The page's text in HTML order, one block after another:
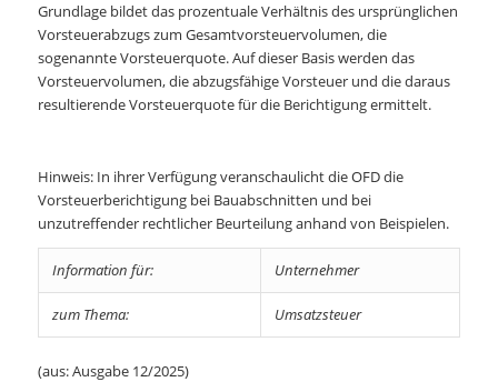
Grundlage bildet das prozentuale Verhältnis des ursprünglichen
Vorsteuerabzugs zum Gesamtvorsteuervolumen, die
sogenannte Vorsteuerquote. Auf dieser Basis werden das
Vorsteuervolumen, die abzugsfähige Vorsteuer und die daraus
resultierende Vorsteuerquote für die Berichtigung ermittelt.
Hinweis: In ihrer Verfügung veranschaulicht die OFD die
Vorsteuerberichtigung bei Bauabschnitten und bei
unzutreffender rechtlicher Beurteilung anhand von Beispielen.
Information für: Unternehmer
zum Thema: Umsatzsteuer
(aus: Ausgabe 12/2025)